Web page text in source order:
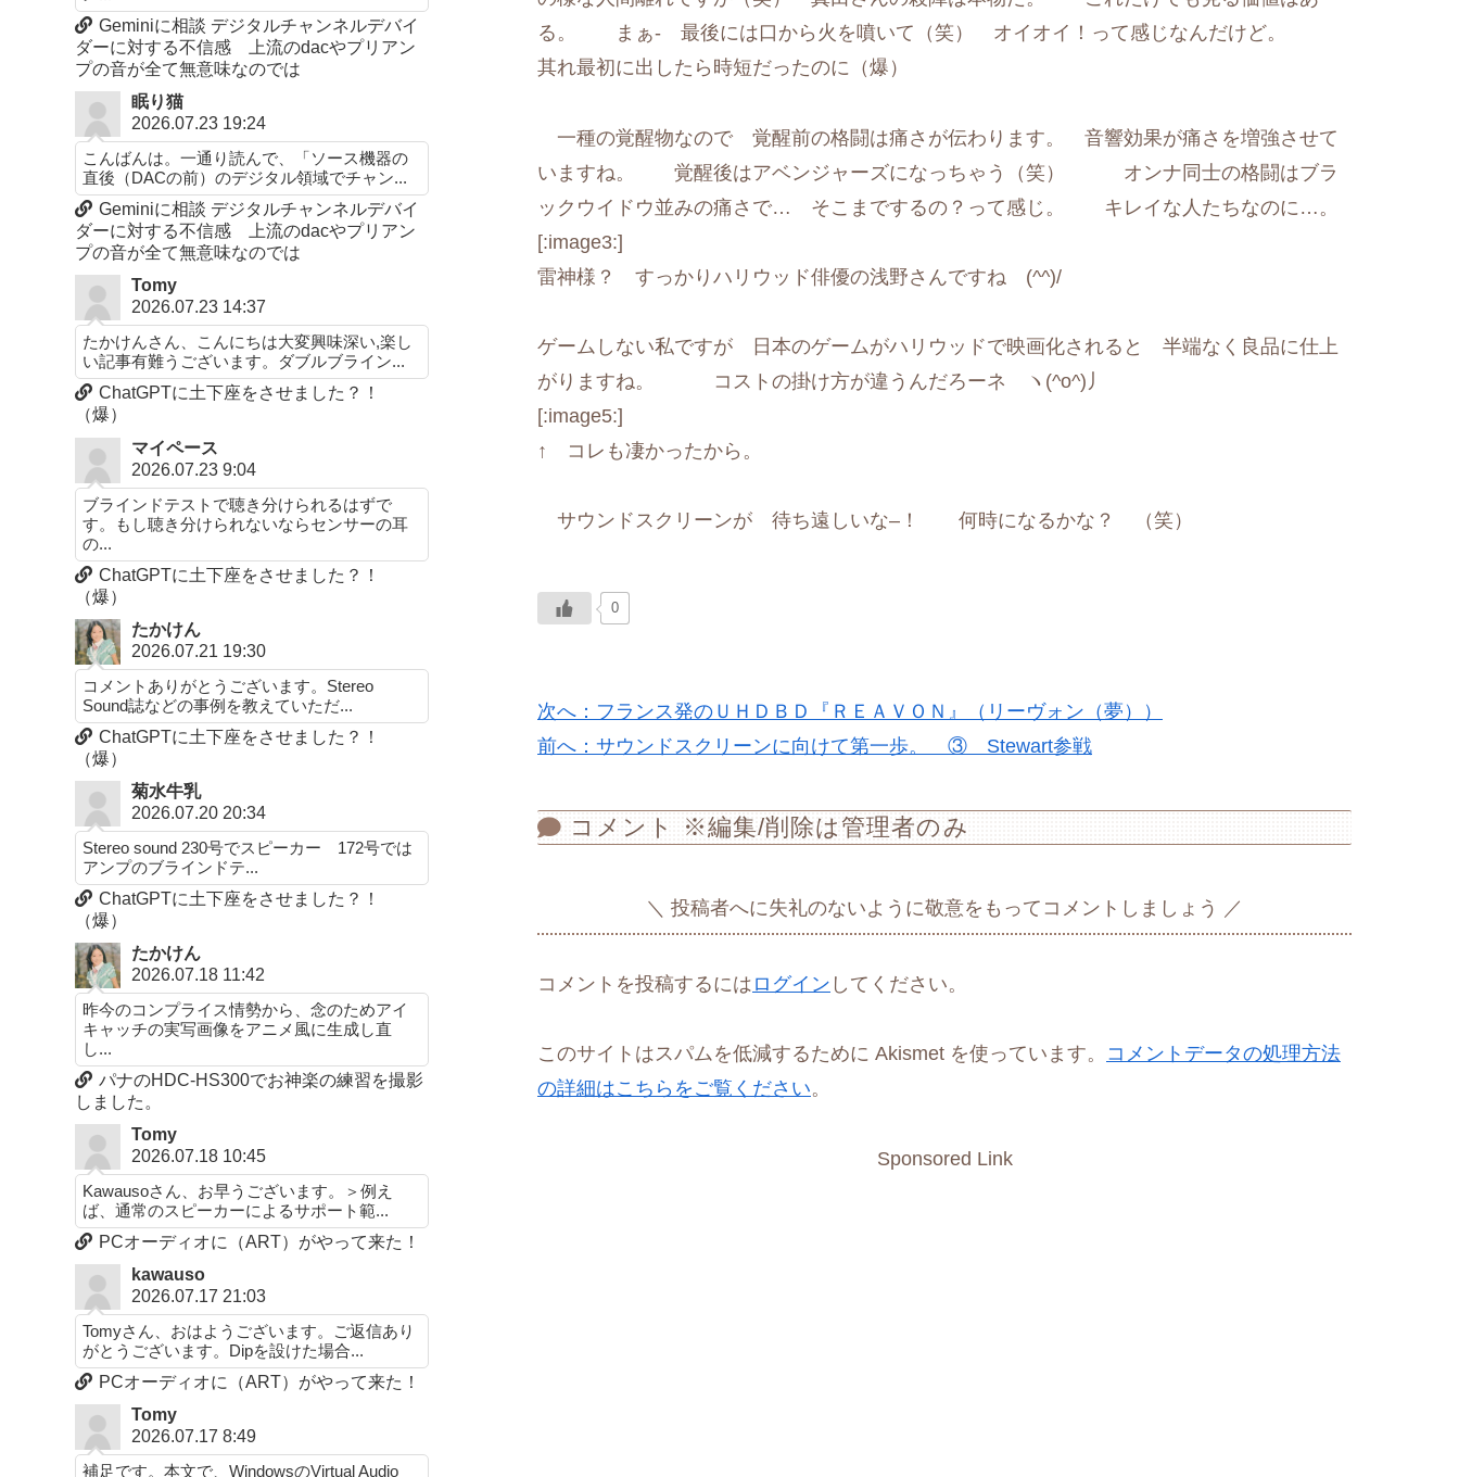
る。 まぁ- 最後には口から火を噴いて（笑） オイオイ！って感じなんだけど。
其れ最初に出したら時短だったのに（爆）
一種の覚醒物なので 覚醒前の格闘は痛さが伝わります。 音響効果が痛さを増強させて
いますね。 覚醒後はアベンジャーズになっちゃう（笑） オンナ同士の格闘はブラ
ックウイドウ並みの痛さで… そこまでするの？って感じ。 キレイな人たちなのに…。
[:image3:]
雷神様？ すっかりハリウッド俳優の浅野さんですね (^^)/
ゲームしない私ですが 日本のゲームがハリウッドで映画化されると 半端なく良品に仕上
がりますね。 コストの掛け方が違うんだろーネ ヽ(^o^)丿
[:image5:]
↑ コレも凄かったから。
サウンドスクリーンが 待ち遠しいな–！ 何時になるかな？ （笑）
0
次へ：フランス発のＵＨＤＢＤ『ＲＥＡＶＯＮ』（リーヴォン（夢））
前へ：サウンドスクリーンに向けて第一歩。 ③ Stewart参戦
コメント ※編集/削除は管理者のみ
投稿者へに失礼のないように敬意をもってコメントしましょう
コメントを投稿するには ログイン してください。
このサイトはスパムを低減するために Akismet を使っています。 コメントデータの処理方法
の詳細はこちらをご覧ください。
Sponsored Link
Geminiに相談 デジタルチャンネルデバイ
ダーに対する不信感 上流のdacやプリアン
プの音が全て無意味なのでは
眠り猫
2026.07.23 19:24
こんばんは。一通り読んで、「ソース機器の
直後（DACの前）のデジタル領域でチャン...
Geminiに相談 デジタルチャンネルデバイ
ダーに対する不信感 上流のdacやプリアン
プの音が全て無意味なのでは
Tomy
2026.07.23 14:37
たかけんさん、こんにちは大変興味深い,楽し
い記事有難うございます。ダブルブライン...
ChatGPTに土下座をさせました？！
（爆）
マイペース
2026.07.23 9:04
ブラインドテストで聴き分けられるはずで
す。もし聴き分けられないならセンサーの耳
の...
ChatGPTに土下座をさせました？！
（爆）
たかけん
2026.07.21 19:30
コメントありがとうございます。Stereo
Sound誌などの事例を教えていただ...
ChatGPTに土下座をさせました？！
（爆）
菊水牛乳
2026.07.20 20:34
Stereo sound 230号でスピーカー 172号では
アンプのブラインドテ...
ChatGPTに土下座をさせました？！
（爆）
たかけん
2026.07.18 11:42
昨今のコンプライス情勢から、念のためアイ
キャッチの実写画像をアニメ風に生成し直
し...
パナのHDC-HS300でお神楽の練習を撮影
しました。
Tomy
2026.07.18 10:45
Kawausoさん、お早うございます。＞例え
ば、通常のスピーカーによるサポート範...
PCオーディオに（ART）がやって来た！
kawauso
2026.07.17 21:03
Tomyさん、おはようございます。ご返信あり
がとうございます。Dipを設けた場合...
PCオーディオに（ART）がやって来た！
Tomy
2026.07.17 8:49
補足です。本文で、WindowsのVirtual Audio